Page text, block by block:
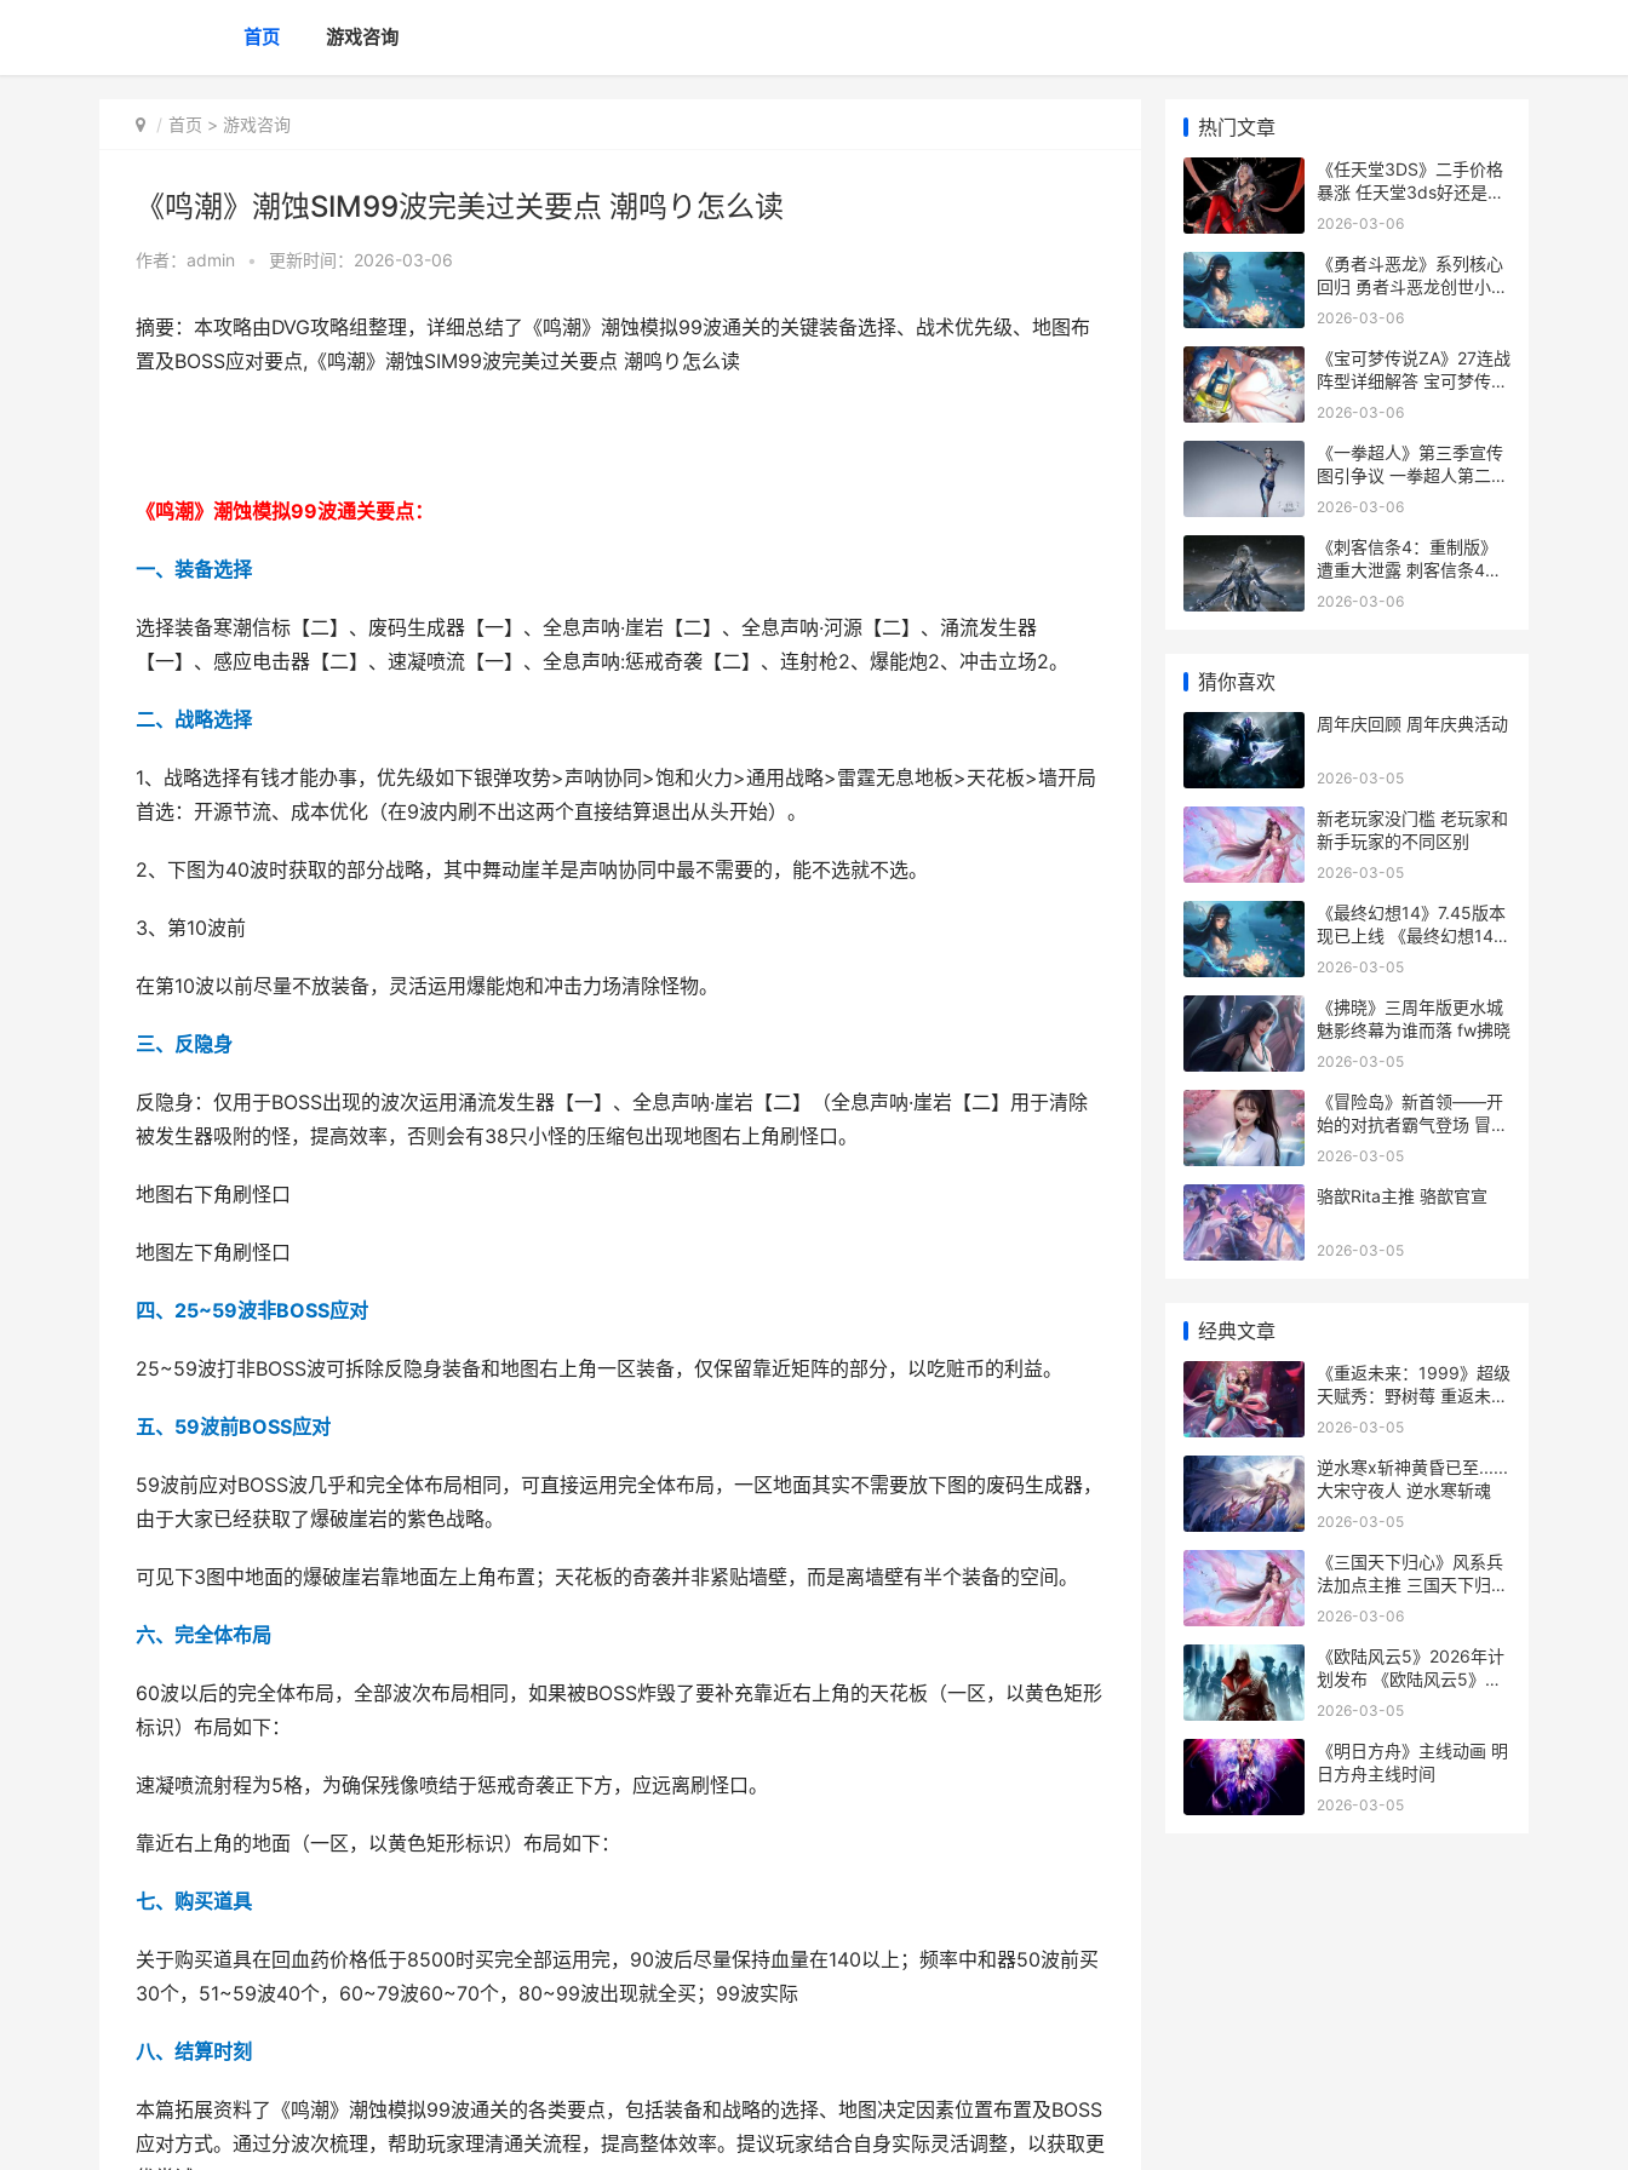
首页 游戏咨询
首页 > 游戏咨询
《鸣潮》潮蚀SIM99波完美过关要点 潮鸣り怎么读
作者： admin • 更新时间：2026-03-06
摘要：本攻略由DVG攻略组整理，详细总结了《鸣潮》潮蚀模拟99波通关的关键装备选择、战术优先级、地图布
置及BOSS应对要点,《鸣潮》潮蚀SIM99波完美过关要点 潮鸣り怎么读
《鸣潮》潮蚀模拟99波通关要点：
一、装备选择
选择装备寒潮信标【二】、废码生成器【一】、全息声呐·崖岩【二】、全息声呐·河源【二】、涌流发生器
【一】、感应电击器【二】、速凝喷流【一】、全息声呐:惩戒奇袭【二】、连射枪2、爆能炮2、冲击立场2。
二、战略选择
1、战略选择有钱才能办事，优先级如下银弹攻势>声呐协同>饱和火力>通用战略>雷霆无息地板>天花板>墙开局
首选：开源节流、成本优化（在9波内刷不出这两个直接结算退出从头开始）。
2、下图为40波时获取的部分战略，其中舞动崖羊是声呐协同中最不需要的，能不选就不选。
3、第10波前
在第10波以前尽量不放装备，灵活运用爆能炮和冲击力场清除怪物。
三、反隐身
反隐身：仅用于BOSS出现的波次运用涌流发生器【一】、全息声呐·崖岩【二】（全息声呐·崖岩【二】用于清除
被发生器吸附的怪，提高效率，否则会有38只小怪的压缩包出现地图右上角刷怪口。
地图右下角刷怪口
地图左下角刷怪口
四、25~59波非BOSS应对
25~59波打非BOSS波可拆除反隐身装备和地图右上角一区装备，仅保留靠近矩阵的部分，以吃赃币的利益。
五、59波前BOSS应对
59波前应对BOSS波几乎和完全体布局相同，可直接运用完全体布局，一区地面其实不需要放下图的废码生成器，
由于大家已经获取了爆破崖岩的紫色战略。
可见下3图中地面的爆破崖岩靠地面左上角布置；天花板的奇袭并非紧贴墙壁，而是离墙壁有半个装备的空间。
六、完全体布局
60波以后的完全体布局，全部波次布局相同，如果被BOSS炸毁了要补充靠近右上角的天花板（一区，以黄色矩形
标识）布局如下：
速凝喷流射程为5格，为确保残像喷结于惩戒奇袭正下方，应远离刷怪口。
靠近右上角的地面（一区，以黄色矩形标识）布局如下：
七、购买道具
关于购买道具在回血药价格低于8500时买完全部运用完，90波后尽量保持血量在140以上；频率中和器50波前买
30个，51~59波40个，60~79波60~70个，80~99波出现就全买；99波实际
八、结算时刻
本篇拓展资料了《鸣潮》潮蚀模拟99波通关的各类要点，包括装备和战略的选择、地图决定因素位置布置及BOSS
应对方式。通过分波次梳理，帮助玩家理清通关流程，提高整体效率。提议玩家结合自身实际灵活调整，以获取更
热门文章
《任天堂3DS》二手价格
暴涨 任天堂3ds好还是
2ds好
2026-03-06
《勇者斗恶龙》系列核心
回归 勇者斗恶龙创世小玩
家2
2026-03-06
《宝可梦传说ZA》27连战
阵型详细解答 宝可梦传说
za树果在哪买
2026-03-06
《一拳超人》第三季宣传
图引争议 一拳超人第二季
在线观看
2026-03-06
《刺客信条4：重制版》
遭重大泄露 刺客信条4猎
杀圣殿骑士
2026-03-06
猜你喜欢
周年庆回顾 周年庆典活动
2026-03-05
新老玩家没门槛 老玩家和
新手玩家的不同区别
2026-03-05
《最终幻想14》7.45版本
现已上线 《最终幻想14》
国服运营直播辱骂玩家
2026-03-05
《拂晓》三周年版更水城
魅影终幕为谁而落 fw拂晓
2026-03-05
《冒险岛》新首领——开
始的对抗者霸气登场 冒险
岛新版
2026-03-05
骆歆Rita主推 骆歆官宣
2026-03-05
经典文章
《重返未来：1999》超级
天赋秀：野树莓 重返未来
1999官网下载
2026-03-05
逆水寒x斩神黄昏已至......
大宋守夜人 逆水寒斩魂
2026-03-05
《三国天下归心》风系兵
法加点主推 三国天下归心
内测
2026-03-06
《欧陆风云5》2026年计
划发布 《欧陆风云5》官
网
2026-03-05
《明日方舟》主线动画 明
日方舟主线时间
2026-03-05